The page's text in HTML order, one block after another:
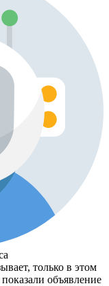
только в этом
объявление